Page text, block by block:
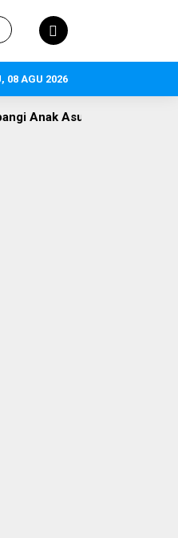
08 AGU 2026
Curugpanjang